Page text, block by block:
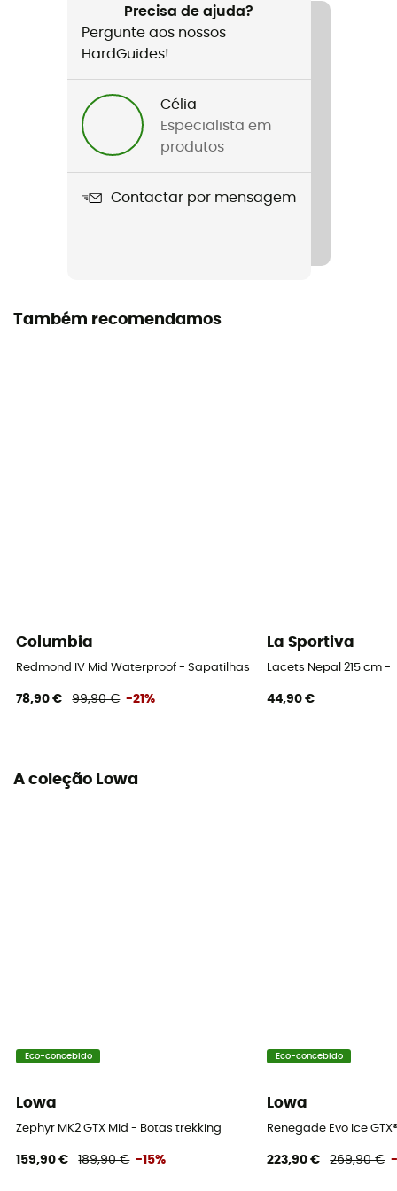
Nome do produto
Cevedale Pro GTX®
Parte superior / Cano
Vibram
Precisa de ajuda?
Pergunte aos nossos
HardGuides!
Célia
Especialista em
produtos
Contactar por mensagem
Também recomendamos
Columbia
Redmond IV Mid Waterproof - Sapatilhas caminhada homem
78,90 € 99,90 € -21%
La Sportiva
Lacets Nepal 215 cm -
44,90 €
A coleção Lowa
Eco-concebido
Lowa
Zephyr MK2 GTX Mid - Botas trekking
159,90 € 189,90 € -15%
Eco-concebido
Lowa
Renegade Evo Ice
223,90 € 269,90 € -